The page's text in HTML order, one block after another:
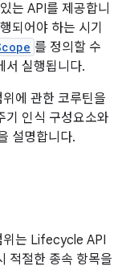
는 API를 제공합니
되어야 하는 시기
를 정의할 수
서 실행됩니다.
에 관한 코루틴을
기 인식 구성요소와
설명합니다.
위는 Lifecycle API
적절한 종속 항목을